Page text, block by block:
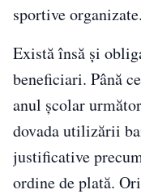
sportive organizate.
Există însă și
beneficiari. Până
anul școlar
dovada utilizării
justificative
ordine de plată.